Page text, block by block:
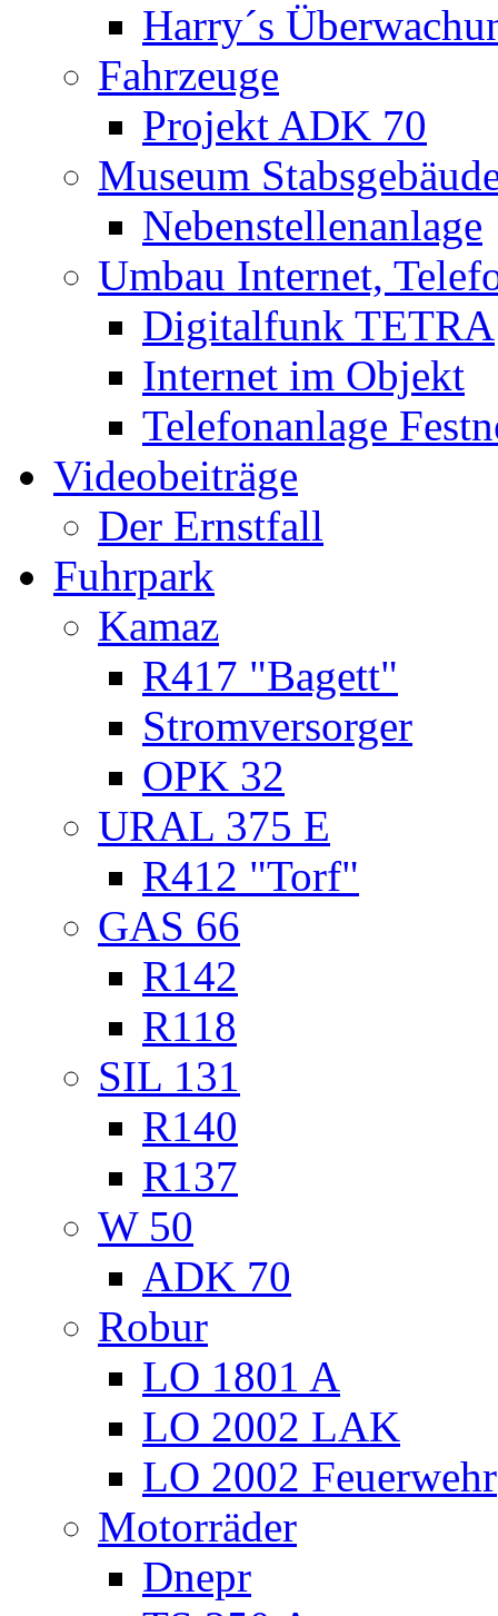
Harry´s
Fahrzeuge
Projekt ADK 70
Museum
Nebenstellenanlage
Umbau Internet,
Digitalfunk TETRA
Internet im Objekt
Telefonanlage
Videobeiträge
Der Ernstfall
Fuhrpark
Kamaz
R417 "Bagett"
Stromversorger
OPK 32
URAL 375 E
R412 "Torf"
GAS 66
R142
R118
SIL 131
R140
R137
W 50
ADK 70
Robur
LO 1801 A
LO 2002 LAK
LO 2002 Feuerwehr
Motorräder
Dnepr